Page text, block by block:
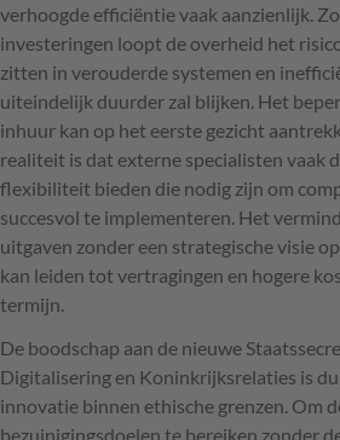
verhoogde efficiëntie vaak aanzienlijk.
investeringen loopt de overheid het
zitten in verouderde systemen en
uiteindelijk duurder zal blijken. Het
inhuur kan op het eerste gezicht
realiteit is dat externe specialisten vaak
flexibiliteit bieden die nodig zijn om
succesvol te implementeren. Het
uitgaven zonder een strategische visie
kan leiden tot vertragingen en hogere
termijn.
De boodschap aan de nieuwe
Digitalisering en Koninkrijksrelaties is
innovatie binnen ethische grenzen. Om
bezuinigingsdoelen te bereiken zonder